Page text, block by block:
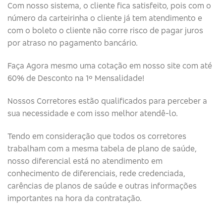
Com nosso sistema, o cliente fica satisfeito, pois com o
número da carteirinha o cliente já tem atendimento e
com o boleto o cliente não corre risco de pagar juros
por atraso no pagamento bancário.
Faça Agora mesmo uma cotação em nosso site com até
60% de Desconto na 1º Mensalidade!
Nossos Corretores estão qualificados para perceber a
sua necessidade e com isso melhor atendê-lo.
Tendo em consideração que todos os corretores
trabalham com a mesma tabela de plano de saúde,
nosso diferencial está no atendimento em
conhecimento de diferenciais, rede credenciada,
carências de planos de saúde e outras informações
importantes na hora da contratação.